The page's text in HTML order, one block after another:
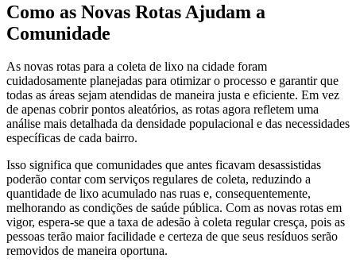
Como as Novas Rotas Ajudam a
Comunidade
As novas rotas para a coleta de lixo na cidade foram
cuidadosamente planejadas para otimizar o processo e garantir que
todas as áreas sejam atendidas de maneira justa e eficiente. Em vez
de apenas cobrir pontos aleatórios, as rotas agora refletem uma
análise mais detalhada da densidade populacional e das necessidades
específicas de cada bairro.
Isso significa que comunidades que antes ficavam desassistidas
poderão contar com serviços regulares de coleta, reduzindo a
quantidade de lixo acumulado nas ruas e, consequentemente,
melhorando as condições de saúde pública. Com as novas rotas em
vigor, espera-se que a taxa de adesão à coleta regular cresça, pois as
pessoas terão maior facilidade e certeza de que seus resíduos serão
removidos de maneira oportuna.